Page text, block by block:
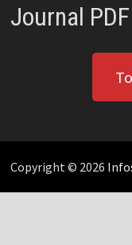
Journal PDF
Copyright © 2026